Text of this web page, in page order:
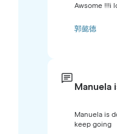
Awsome !!!i
郭懿德
Manuela
Manuela is
keep going